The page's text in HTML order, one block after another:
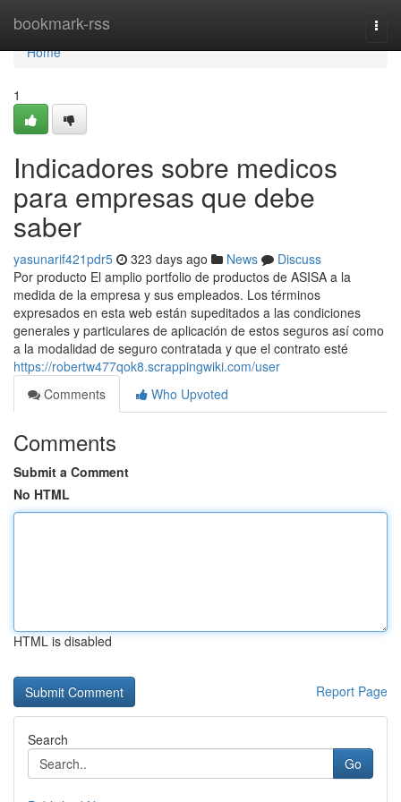
bookmark-rss
Home
Home
1
Indicadores sobre medicos
para empresas que debe
saber
yasunarif421pdr5 323 days ago News
Discuss
Por producto El amplio portfolio de productos de ASISA a la
medida de la empresa y sus empleados. Los términos
expresados en esta web están supeditados a las condiciones
generales y particulares de aplicación de estos seguros así como
a la modalidad de seguro contratada y que el contrato esté
https://robertw477qok8.scrappingwiki.com/user
Comments
Who Upvoted
Comments
Submit a Comment
No HTML
HTML is disabled
Report Page
Search
Go